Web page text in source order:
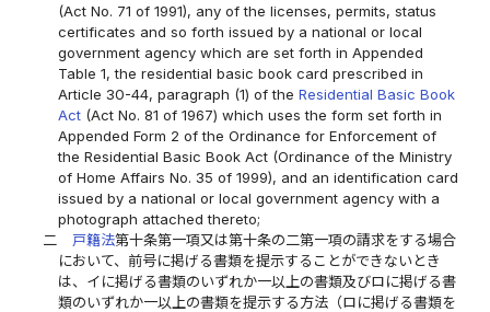
(Act No. 71 of 1991), any of the licenses, permits, status
certificates and so forth issued by a national or local
government agency which are set forth in Appended
Table 1, the residential basic book card prescribed in
Article 30-44, paragraph (1) of the Residential Basic Book
Act (Act No. 81 of 1967) which uses the form set forth in
Appended Form 2 of the Ordinance for Enforcement of
the Residential Basic Book Act (Ordinance of the Ministry
of Home Affairs No. 35 of 1999), and an identification card
issued by a national or local government agency with a
photograph attached thereto;
二
戸籍法第十条第一項又は第十条の二第一項の請求をする場合
において、前号に掲げる書類を提示することができないとき
は、イに掲げる書類のいずれか一以上の書類及びロに掲げる書
類のいずれか一以上の書類を提示する方法（ロに掲げる書類を